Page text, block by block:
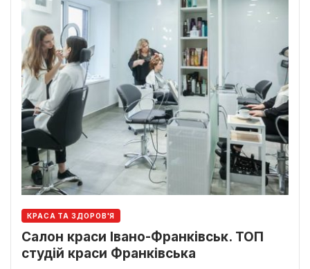
КРАСА ТА ЗДОРОВ'Я
Салон краси Івано-Франківськ. ТОП
студій краси Франківська